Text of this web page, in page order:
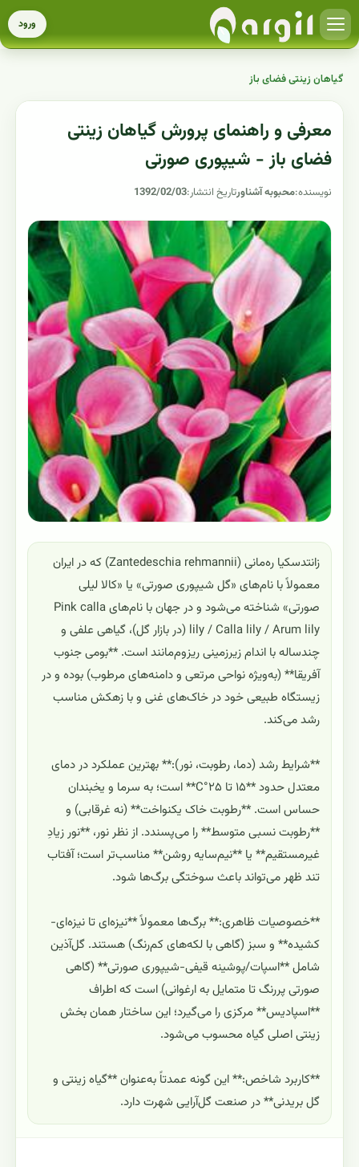
ورود
گیاهان زینتی فضای باز
معرفی و راهنمای پرورش گیاهان زینتی
فضای باز - شیپوری صورتی
نویسنده:محبوبه آشناورتاریخ انتشار:1392/02/03
زانتدسکیا ره‌مانی (Zantedeschia rehmannii) که در ایران
معمولاً با نام‌های «گل شیپوری صورتی» یا «کالا لیلی
صورتی» شناخته می‌شود و در جهان با نام‌های Pink calla
lily / Calla lily / Arum lily (در بازار گل)، گیاهی علفی و
چندساله با اندام زیرزمینی ریزوم‌مانند است. **بومی جنوب
آفریقا** (به‌ویژه نواحی مرتعی و دامنه‌های مرطوب) بوده و در
زیستگاه طبیعی خود در خاک‌های غنی و با زهکش مناسب
رشد می‌کند.
**شرایط رشد (دما، رطوبت، نور):** بهترین عملکرد در دمای
معتدل حدود **۱۵ تا ۲۵°C** است؛ به سرما و یخبندان
حساس است. **رطوبت خاک یکنواخت** (نه غرقابی) و
**رطوبت نسبی متوسط** را می‌پسندد. از نظر نور، **نور زیادِ
غیرمستقیم** یا **نیم‌سایه روشن** مناسب‌تر است؛ آفتاب
تند ظهر می‌تواند باعث سوختگی برگ‌ها شود.
**خصوصیات ظاهری:** برگ‌ها معمولاً **نیزه‌ای تا نیزه‌ای-
کشیده** و سبز (گاهی با لکه‌های کم‌رنگ) هستند. گل‌آذین
شامل **اسپات/پوشینه قیفی-شیپوری صورتی** (گاهی
صورتی پررنگ تا متمایل به ارغوانی) است که اطراف
**اسپادیس** مرکزی را می‌گیرد؛ این ساختار همان بخش
زینتی اصلی گیاه محسوب می‌شود.
**کاربرد شاخص:** این گونه عمدتاً به‌عنوان **گیاه زینتی و
گل بریدنی** در صنعت گل‌آرایی شهرت دارد.